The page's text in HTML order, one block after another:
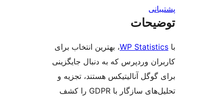
، بهترین انتخاب برای
وردپرس که به دنبال جایگزینی
آنالیتیکس هستند، تجزیه و
تحلیل‌های سازگار با GDPR را کشف